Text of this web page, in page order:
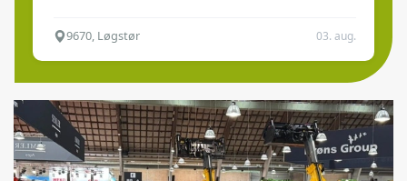
9670, Løgstør 03. aug.